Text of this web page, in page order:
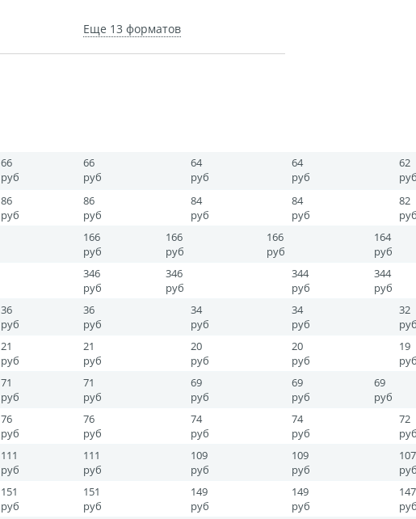
Сшивка документов
Благодарности
Листовки
15x45
20x30
80
15x21
15x23
20x20
20x60
150
20x90
10х10
Еще 13 форматов
66
руб
66
руб
64
руб
64
руб
62
86
руб
86
руб
84
руб
84
руб
82
166
руб
166
руб
166
руб
164
руб
346
руб
346
руб
344
руб
344
руб
36
руб
36
руб
34
руб
34
руб
32
21
руб
21
руб
20
руб
20
руб
19
71
руб
71
руб
69
руб
69
руб
69
руб
76
руб
76
руб
74
руб
74
руб
72
111
руб
111
руб
109
руб
109
руб
107
151
руб
151
руб
149
руб
149
руб
147